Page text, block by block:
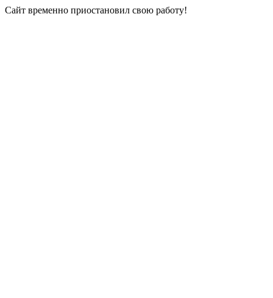
Сайт временно приостановил свою работу!